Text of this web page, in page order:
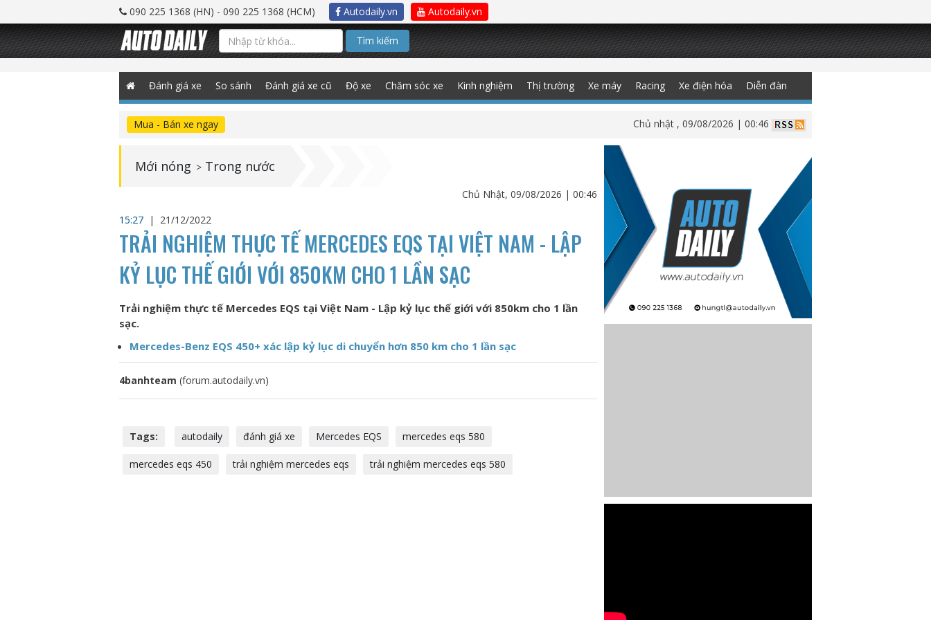
090 225 1368 (HN) - 090 225 1368 (HCM) Autodaily.vn Autodaily.vn
Tìm kiếm
Đánh giá xe So sánh Đánh giá xe cũ Độ xe Chăm sóc xe Kinh nghiệm Thị trường Xe máy Racing Xe điện hóa Diễn đàn
Mua - Bán xe ngay Chủ nhật , 09/08/2026 | 00:46
Mới nóng > Trong nước
Chủ Nhật, 09/08/2026 | 00:46
15:27 | 21/12/2022
TRẢI NGHIỆM THỰC TẾ MERCEDES EQS TẠI VIỆT NAM - LẬP
KỶ LỤC THẾ GIỚI VỚI 850KM CHO 1 LẦN SẠC
Trải nghiệm thực tế Mercedes EQS tại Việt Nam - Lập kỷ lục thế giới với 850km cho 1 lần
sạc.
Mercedes-Benz EQS 450+ xác lập kỷ lục di chuyển hơn 850 km cho 1 lần sạc
4banhteam (forum.autodaily.vn)
Tags: autodaily đánh giá xe Mercedes EQS mercedes eqs 580
mercedes eqs 450 trải nghiệm mercedes eqs trải nghiệm mercedes eqs 580